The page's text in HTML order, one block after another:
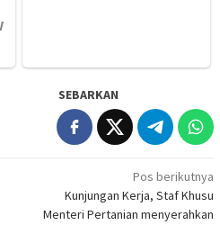
SEBARKAN
Pos berikutnya
Kunjungan Kerja, Staf Khusu
Menteri Pertanian menyerahkan